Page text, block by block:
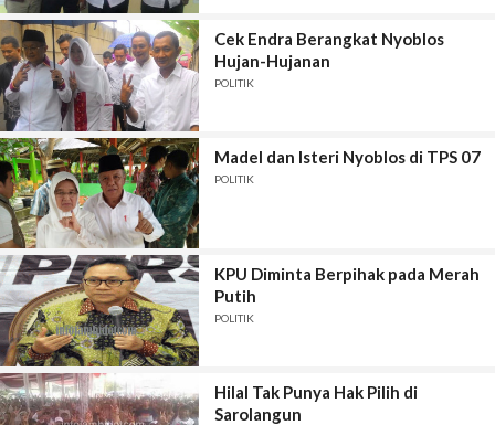
Cek Endra Berangkat Nyoblos
Hujan-Hujanan
POLITIK
Madel dan Isteri Nyoblos di TPS 07
POLITIK
KPU Diminta Berpihak pada Merah
Putih
POLITIK
Hilal Tak Punya Hak Pilih di
Sarolangun